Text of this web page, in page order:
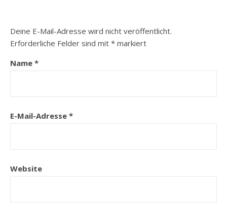
Deine E-Mail-Adresse wird nicht veröffentlicht.
Erforderliche Felder sind mit * markiert
Name *
E-Mail-Adresse *
Website